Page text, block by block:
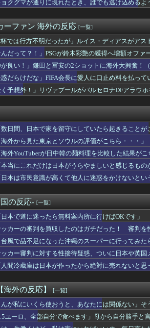
に移住したがる若者が多いんだ？私に見えない何
ルが古巣タイガースへの復帰を熱望【MLB】
メジャー自己最速161キロ計測するなど2戦連続完
ラ負けで7連敗！←「佐々木朗希には感謝」「こ
を見たんだけどコイツの正体分かる？」
気なんけど入場料無料の遊園地があるんだよ」
んでもない進化を遂げている韓国料理がこちら…
買収したのはガチだった！ 審判を性接待して以
グのこの監督、経歴がおかしい」
、2002年イタリア・スペイン戦で『韓国に奪われ
判性接待した試合の結果を全部調べると……」
発、玄関先に駆け込む一家「なんであのドア鍵か
ピードアテンザは羊の皮を被った狼だった！
ぽろっと言ったどうでもいい話を、さらっと覚え
は引退するまでに史上最高の日本人投手になると
、今年が一番楽しいチームじゃないか？ → 「今年
絶対に飲まない！』と大騒ぎしていた時代が完全
今の成績、漫画でもこうはならない」
リス生まれでない人【ポーランドボール】
紙も大韓サッカー協会前代未聞の不祥事を詳細に
が高くて他人に迷惑をかけないというけど、実際
すると恋人より双子のきょうだいを上に置いてい
現実とは思えないレベルで美しい…！」外国人が
村上宗隆の第25号特大ホームランに海外大興奮！
ヤバすぎる髪型を集めてみたｗｗｗｗ」
炸裂大きな25号ソロホームラン！」
ート戦で行った審判買収が本当に深刻である理由
ムラン！日本人選手新人最多HR記録で単独トップ
で唯一『世界住みやすさ指数』トップ10の都市が
、私は家にいればいいの」毎日言われた20歳がつ
てたら、お前は産まなかった」親に言われた一言
弁当屋の貼り紙、最後の一行がずるい」
リカはクールで信頼性が高く、運転が楽しいスポ
ョクグマが通りに現れたとき、誰でも逃げ込める
ーファン 海外の反応 [一覧]
では行方不明だったが」ルイス・ディアスがア
だって？！」PSGが鈴木彩艶の獲得へ増額オファ
良い！」鎌田と冨安の2ショットに海外大興奮！（
だらけだな」FIFA会長に愛人に口止め料を払って
予想外！」リヴァプールがバルセロナDFアラウホ
日間、日本で家を留守にしていたら起きることが
外から見た東京とソウルの評価がこちら・・・」
外YouTuberが日中韓の麺料理を比較した結果がこ
当にこれだけは日本がうらやましいと感じるもの
本は市民意識が高くて他人に迷惑をかけないとい
の反応- [一覧]
本で道に迷ったら無料案内所に行けばOKです」
カーの審判を買収したのはガチだった！ 審判を
風で品不足になった沖縄のスーパーに行ってみ
カー審判に対する性接待疑惑、ついに日本や英
間冷蔵庫は日本が作ったから絶対に売れないと
外の反応】 [一覧]
んが私にいくら使おうと、あなたには関係ない」
ユーロ、全部自分で食べます」母から自分勝手